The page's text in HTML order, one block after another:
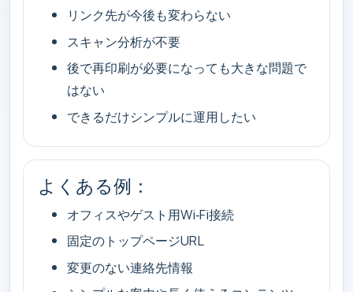
リンク先が今後も変わらない
スキャン分析が不要
後で再印刷が必要になっても大きな問題で
はない
できるだけシンプルに運用したい
よくある例：
オフィスやゲスト用Wi‑Fi接続
固定のトップページURL
変更のない連絡先情報